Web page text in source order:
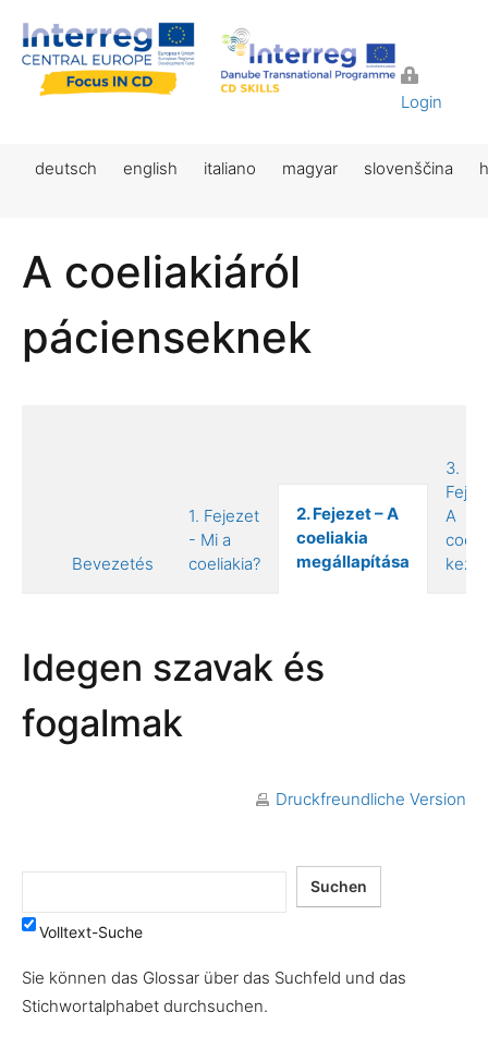
Login
deutsch english italiano magyar slovenščina
A coeliakiáról
pácienseknek
Bevezetés
1. Fejezet
- Mi a
coeliakia?
2. Fejezet – A
coeliakia
megállapítása
3.
A
Idegen szavak és
fogalmak
Druckfreundliche Version
Volltext-Suche
Sie können das Glossar über das Suchfeld und das
Stichwortalphabet durchsuchen.